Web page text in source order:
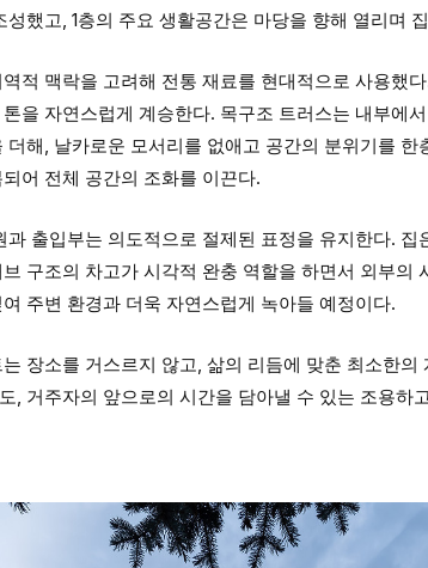
성했고, 1층의 주요 생활공간은 마당을 향해 열리며
적 맥락을 고려해 전통 재료를 현대적으로 사용했
을 자연스럽게 계승한다. 목구조 트러스는 내부에
더해, 날카로운 모서리를 없애고 공간의 분위기를
어 전체 공간의 조화를 이끈다.
과 출입부는 의도적으로 절제된 표정을 유지한다.
구조의 차고가 시각적 완충 역할을 하면서 외부
주변 환경과 더욱 자연스럽게 녹아들 예정이다.
장소를 거스르지 않고, 삶의 리듬에 맞춘 최소한
, 거주자의 앞으로의 시간을 담아낼 수 있는 조용하